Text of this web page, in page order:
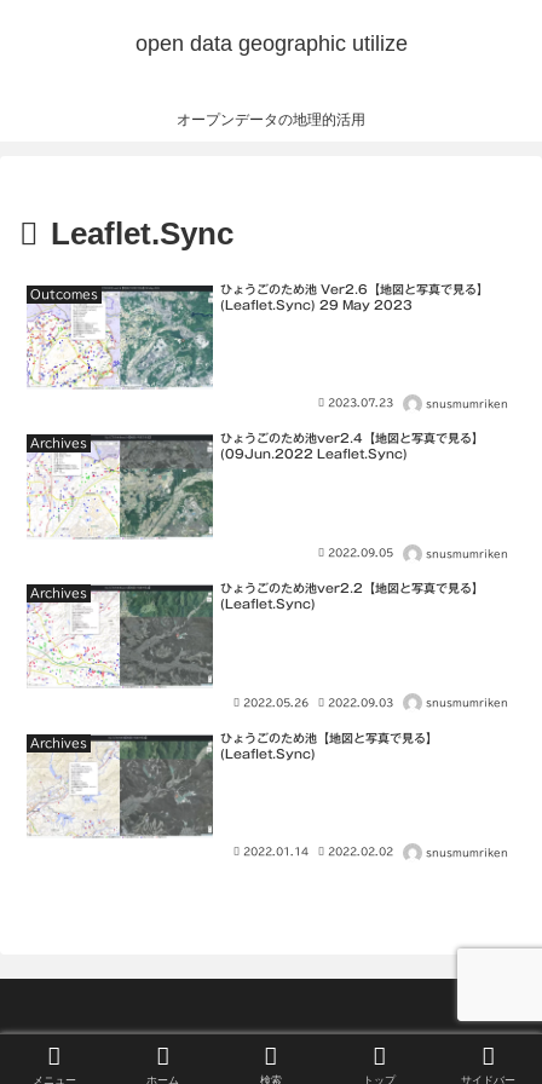
open data geographic utilize
オープンデータの地理的活用
Leaflet.Sync
Outcomes
ひょうごのため池 Ver2.6【地図と写真で見る】
(Leaflet.Sync) 29 May 2023
2023.07.23 snusmumriken
Archives
ひょうごのため池ver2.4【地図と写真で見る】
(09Jun.2022 Leaflet.Sync)
2022.09.05 snusmumriken
Archives
ひょうごのため池ver2.2【地図と写真で見る】
(Leaflet.Sync)
2022.05.26 2022.09.03 snusmumriken
Archives
ひょうごのため池【地図と写真で見る】
(Leaflet.Sync)
2022.01.14 2022.02.02 snusmumriken
メニュー ホーム 検索 トップ サイドバー